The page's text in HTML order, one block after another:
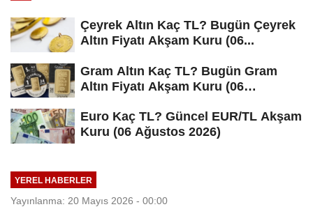
Çeyrek Altın Kaç TL? Bugün Çeyrek
Altın Fiyatı Akşam Kuru (06...
Gram Altın Kaç TL? Bugün Gram
Altın Fiyatı Akşam Kuru (06
Euro Kaç TL? Güncel EUR/TL Akşam
Kuru (06 Ağustos 2026)
YEREL HABERLER
Yayınlanma: 20 Mayıs 2026 - 00:00